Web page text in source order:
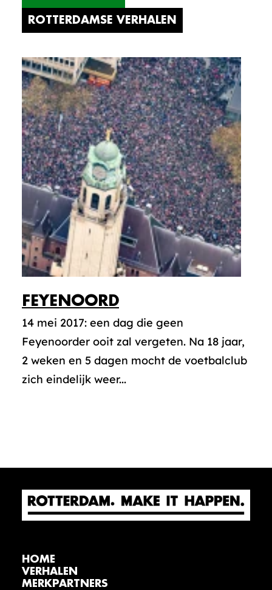
ROTTERDAMSE VERHALEN
FEYENOORD
14 mei 2017: een dag die geen
Feyenoorder ooit zal vergeten. Na 18 jaar,
2 weken en 5 dagen mocht de voetbalclub
zich eindelijk weer...
HOME
VERHALEN
MERKPARTNERS